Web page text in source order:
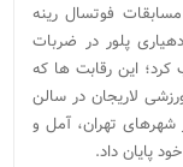
فوتسال رینه
پلور در ضربات
کرد؛ این رقابت ها که
لاریجان در سالن
برگزار شد، میزبان ۱۲ تیم از شهرهای تهران، آمل و
پایان داد.